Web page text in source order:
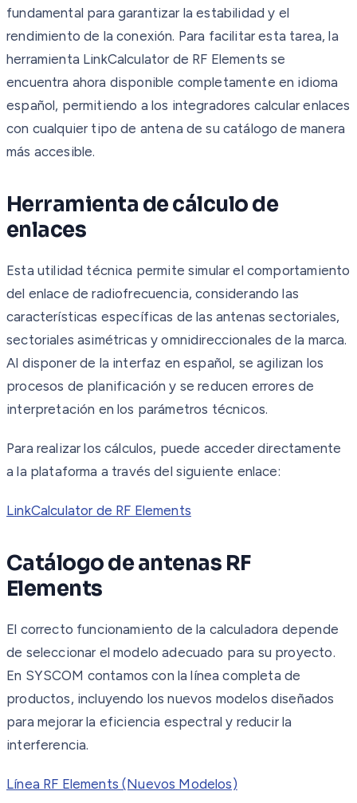
fundamental para garantizar la estabilidad y el
rendimiento de la conexión. Para facilitar esta tarea, la
herramienta LinkCalculator de RF Elements se
encuentra ahora disponible completamente en idioma
español, permitiendo a los integradores calcular enlaces
con cualquier tipo de antena de su catálogo de manera
más accesible.
Herramienta de cálculo de
enlaces
Esta utilidad técnica permite simular el comportamiento
del enlace de radiofrecuencia, considerando las
características específicas de las antenas sectoriales,
sectoriales asimétricas y omnidireccionales de la marca.
Al disponer de la interfaz en español, se agilizan los
procesos de planificación y se reducen errores de
interpretación en los parámetros técnicos.
Para realizar los cálculos, puede acceder directamente
a la plataforma a través del siguiente enlace:
LinkCalculator de RF Elements
Catálogo de antenas RF
Elements
El correcto funcionamiento de la calculadora depende
de seleccionar el modelo adecuado para su proyecto.
En SYSCOM contamos con la línea completa de
productos, incluyendo los nuevos modelos diseñados
para mejorar la eficiencia espectral y reducir la
interferencia.
Línea RF Elements (Nuevos Modelos)